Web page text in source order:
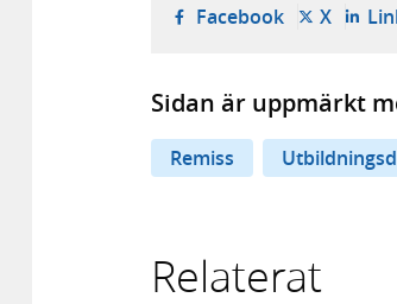
Facebook- öppnas i
X-
Sidan är uppmärkt
Remiss
Relaterat